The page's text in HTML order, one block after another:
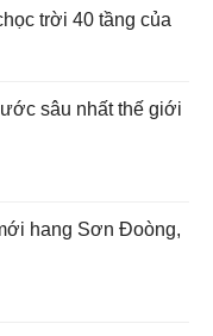
trời 40 tầng của
sâu nhất thế giới
hang Sơn Đoòng,